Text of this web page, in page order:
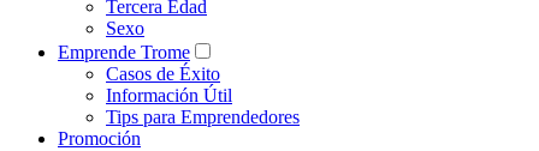
Tercera Edad
Sexo
Emprende Trome
Casos de Éxito
Información Útil
Tips para Emprendedores
Promoción